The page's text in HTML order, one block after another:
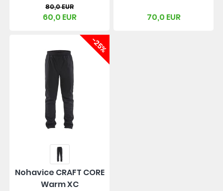
80,0 EUR
60,0 EUR 70,0 EUR
-25%
Nohavice CRAFT CORE
Warm XC